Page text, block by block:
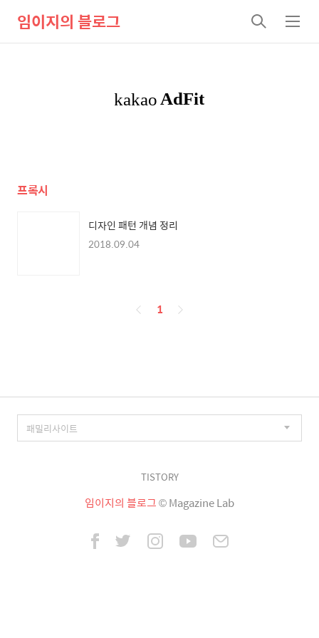
임이지의 블로그
검
색
메
뉴
프록시
디자인 패턴 개념 정리
2018.09.04
페
1
TISTORY
임이지의 블로그© Magazine Lab